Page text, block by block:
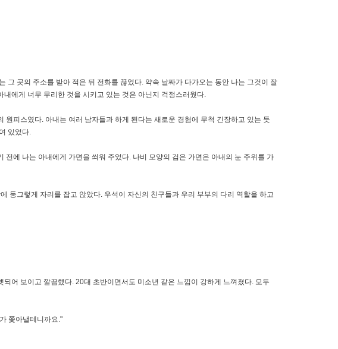
그 곳의 주소를 받아 적은 뒤 전화를 끊었다. 약속 날짜가 다가오는 동안 나는 그것이 잘
에게 너무 무리한 것을 시키고 있는 것은 아닌지 걱정스러웠다.
피스였다. 아내는 여러 남자들과 하게 된다는 새로운 경험에 무척 긴장하고 있는 듯
있었다.
에 나는 아내에게 가면을 씌워 주었다. 나비 모양의 검은 가면은 아내의 눈 주위를 가
둥그렇게 자리를 잡고 앉았다. 우석이 자신의 친구들과 우리 부부의 다리 역할을 하고
어 보이고 깔끔했다. 20대 초반이면서도 미소년 같은 느낌이 강하게 느껴졌다. 모두
쫓아낼테니까요."